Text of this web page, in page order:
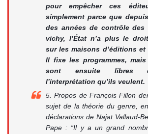
pour empêcher ces
simplement parce que
des années de contrôle des
vichy, l’État n’a plus le
sur les maisons d’éditions et
Il fixe les programmes,
sont ensuite libres
l’interprétation qu’ils veulent.
5. Propos de François Fillon
sujet de la théorie du genre,
déclarations de Najat Vallaud-
Pape : “Il y a un grand